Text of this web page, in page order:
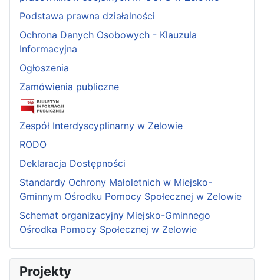
Podstawa prawna działalności
Ochrona Danych Osobowych - Klauzula
Informacyjna
Ogłoszenia
Zamówienia publiczne
Zespół Interdyscyplinarny w Zelowie
RODO
Deklaracja Dostępności
Standardy Ochrony Małoletnich w Miejsko-
Gminnym Ośrodku Pomocy Społecznej w Zelowie
Schemat organizacyjny Miejsko-Gminnego
Ośrodka Pomocy Społecznej w Zelowie
Projekty